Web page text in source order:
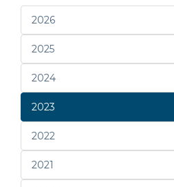
2026
2025
2024
2023
2022
2021